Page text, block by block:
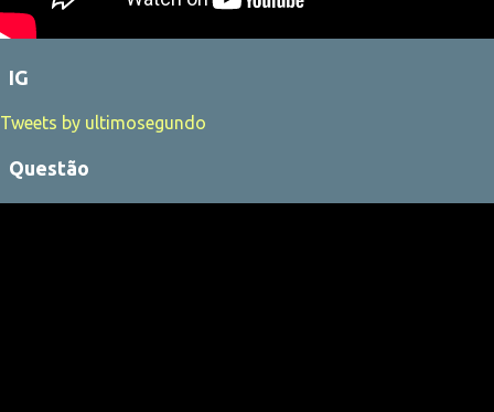
IG
Tweets by ultimosegundo
Questão